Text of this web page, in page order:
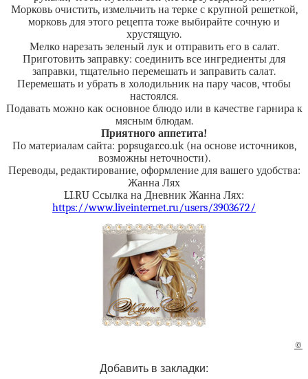
Морковь очистить, измельчить на терке с крупной решеткой,
морковь для этого рецепта тоже выбирайте сочную и
хрустящую.
Мелко нарезать зеленый лук и отправить его в салат.
Приготовить заправку: соединить все ингредиенты для
заправки, тщательно перемешать и заправить салат.
Перемешать и убрать в холодильник на пару часов, чтобы
настоялся.
Подавать можно как основное блюдо или в качестве гарнира к
мясным блюдам.
Приятного аппетита!
По материалам сайта: popsugar.co.uk (на основе источников,
возможны неточности).
Переводы, редактирование, оформление для вашего удобства:
Жанна Лях
LI.RU Ссылка на Дневник Жанна Лях:
https://www.liveinternet.ru/users/3903672/
©
Добавить в закладки: